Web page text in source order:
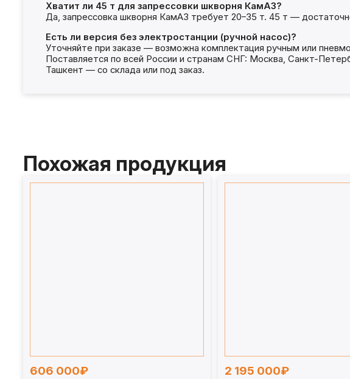
Хватит ли 45 т для запрессовки шкворня КамАЗ?
Да, запрессовка шкворня КамАЗ требует 20–35 т. 45 т —
Есть ли версия без электростанции (ручной насос)?
Уточняйте при заказе — возможна комплектация ручным или
Поставляется по всей России и странам СНГ: Москва, Санкт-
Ташкент — со склада или под заказ.
Похожая продукция
606 000₽ 2 195 000₽